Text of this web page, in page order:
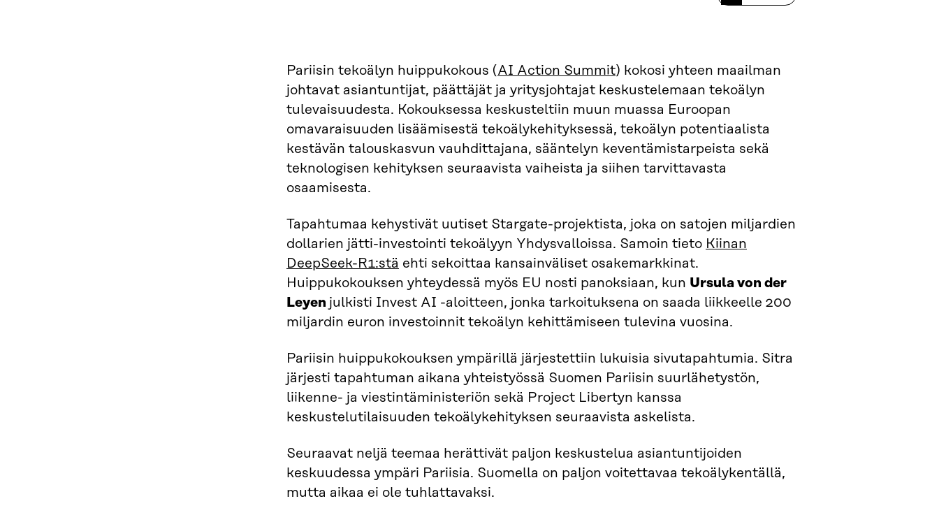
Pariisin tekoälyn huippukokous (AI Action Summit) kokosi yhteen maailman
johtavat asiantuntijat, päättäjät ja yritysjohtajat keskustelemaan tekoälyn
tulevaisuudesta. Kokouksessa keskusteltiin muun muassa Euroopan
omavaraisuuden lisäämisestä tekoälykehityksessä, tekoälyn potentiaalista
kestävän talouskasvun vauhdittajana, sääntelyn keventämistarpeista sekä
teknologisen kehityksen seuraavista vaiheista ja siihen tarvittavasta
osaamisesta.
Tapahtumaa kehystivät uutiset Stargate-projektista, joka on satojen miljardien
dollarien jätti-investointi tekoälyyn Yhdysvalloissa. Samoin tieto Kiinan
DeepSeek-R1:stä ehti sekoittaa kansainväliset osakemarkkinat.
Huippukokouksen yhteydessä myös EU nosti panoksiaan, kun Ursula von der
Leyen julkisti Invest AI -aloitteen, jonka tarkoituksena on saada liikkeelle 200
miljardin euron investoinnit tekoälyn kehittämiseen tulevina vuosina.
Pariisin huippukokouksen ympärillä järjestettiin lukuisia sivutapahtumia. Sitra
järjesti tapahtuman aikana yhteistyössä Suomen Pariisin suurlähetystön,
liikenne- ja viestintäministeriön sekä Project Libertyn kanssa
keskustelutilaisuuden tekoälykehityksen seuraavista askelista.
Seuraavat neljä teemaa herättivät paljon keskustelua asiantuntijoiden
keskuudessa ympäri Pariisia. Suomella on paljon voitettavaa tekoälykentällä,
mutta aikaa ei ole tuhlattavaksi.